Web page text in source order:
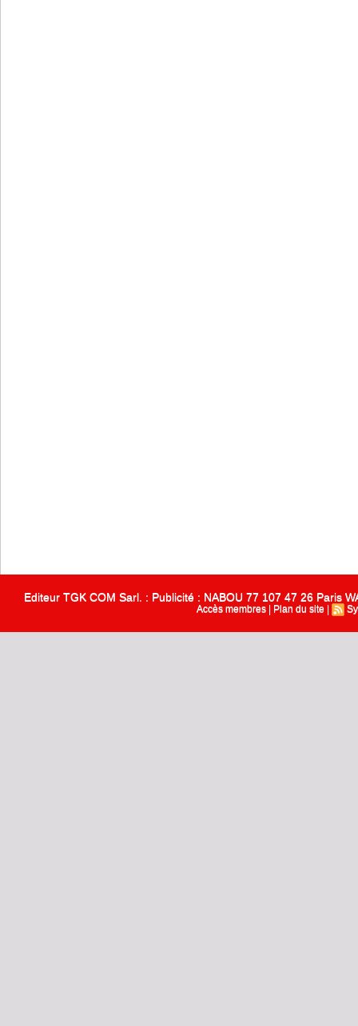
Editeur TGK COM Sarl. : Publicité : NABOU 77 107 47 26 Paris
Accès membres Plan du site